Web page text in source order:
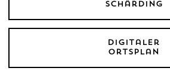
Schärding
Digitaler
Ortsplan